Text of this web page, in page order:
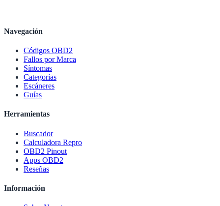
Navegación
Códigos OBD2
Fallos por Marca
Síntomas
Categorías
Escáneres
Guías
Herramientas
Buscador
Calculadora Repro
OBD2 Pinout
Apps OBD2
Reseñas
Información